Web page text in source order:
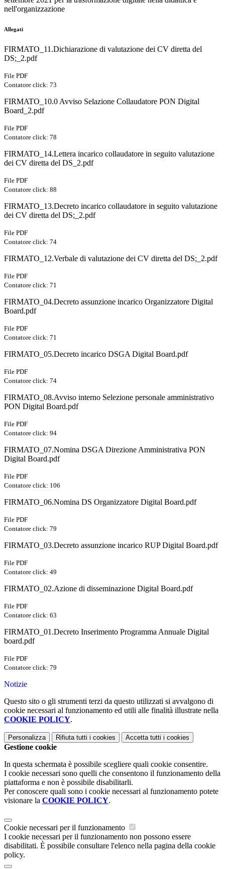
nell'organizzazione
Allegati
FIRMATO_11.Dichiarazione di valutazione dei CV diretta del
DS;_2.pdf
File PDF
Contatore click: 73
FIRMATO_10.0 Avviso Selazione Collaudatore PON Digital
Board_2.pdf
File PDF
Contatore click: 78
FIRMATO_14.Lettera incarico collaudatore in seguito valutazione
dei CV diretta del DS_2.pdf
File PDF
Contatore click: 88
FIRMATO_13.Decreto incarico collaudatore in seguito valutazione
dei CV diretta del DS;_2.pdf
File PDF
Contatore click: 74
FIRMATO_12.Verbale di valutazione dei CV diretta del DS;_2.pdf
File PDF
Contatore click: 71
FIRMATO_04.Decreto assunzione incarico Organizzatore Digital
Board.pdf
File PDF
Contatore click: 71
FIRMATO_05.Decreto incarico DSGA Digital Board.pdf
File PDF
Contatore click: 74
FIRMATO_08.Avviso interno Selezione personale amministrativo
PON Digital Board.pdf
File PDF
Contatore click: 94
FIRMATO_07.Nomina DSGA Direzione Amministrativa PON
Digital Board.pdf
File PDF
Contatore click: 106
FIRMATO_06.Nomina DS Organizzatore Digital Board.pdf
File PDF
Contatore click: 79
FIRMATO_03.Decreto assunzione incarico RUP Digital Board.pdf
File PDF
Contatore click: 49
FIRMATO_02.Azione di disseminazione Digital Board.pdf
File PDF
Contatore click: 63
FIRMATO_01.Decreto Inserimento Programma Annuale Digital
board.pdf
File PDF
Contatore click: 79
Notizie
Questo sito o gli strumenti terzi da questo utilizzati si avvalgono di
cookie necessari al funzionamento ed utili alle finalità illustrate nella
COOKIE POLICY.
Personalizza Rifiuta tutti i cookies Accetta tutti i cookies
Gestione cookie
In questa schermata è possibile scegliere quali cookie consentire.
I cookie necessari sono quelli che consentono il funzionamento della
piattaforma e non è possibile disabilitarli.
Per conoscere quali sono i cookie necessari al funzionamento potete
visionare la COOKIE POLICY.
Cookie necessari per il funzionamento
I cookie necessari per il funzionamento non possono essere
disabilitati. È possibile consultare l'elenco nella pagina della cookie
policy.